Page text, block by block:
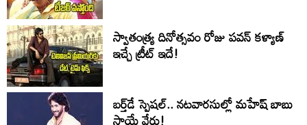
స్వాతంత్య్ర దినోత్సవం రోజు పవన్ కళ్యాణ్
ఇచ్చే ట్రీట్ ఇదే!
బర్త్‌‌డే స్పెషల్.. నటవారసుల్లో మహేష్ బాబు